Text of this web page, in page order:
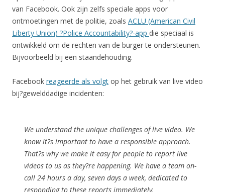
van Facebook. Ook zijn zelfs speciale apps voor
ontmoetingen met de politie, zoals ACLU (American Civil
Liberty Union) ?Police Accountability?-app die speciaal is
ontwikkeld om de rechten van de burger te ondersteunen.
Bijvoorbeeld bij een staandehouding.
Facebook reageerde als volgt op het gebruik van live video
bij?gewelddadige incidenten:
We understand the unique challenges of live video. We
know it?s important to have a responsible approach.
That?s why we make it easy for people to report live
videos to us as they?re happening. We have a team on-
call 24 hours a day, seven days a week, dedicated to
responding to these reports immediately.